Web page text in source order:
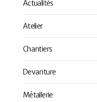
Actualités
Atelier
Chantiers
Devanture
Métallerie